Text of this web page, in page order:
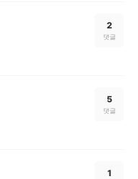
2
댓글
5
댓글
1